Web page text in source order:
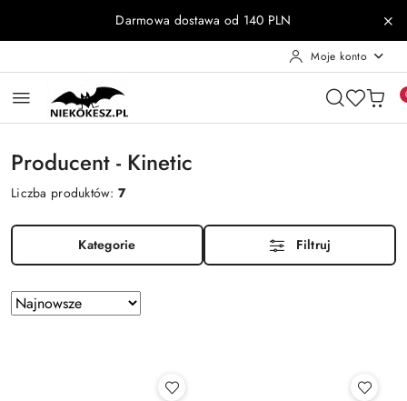
Przejdź do treści głównej
Przejdź do wyszukiwarki
Przejdź do moje konto
Przejdź do menu głównego
Przejdź do stopkiDarmowa dostawa od 140 PLN
Moje konto
Producent - Kinetic
Liczba produktów:7
Kategorie Filtruj
Zastosowano
sortowanie:
Sortuj
według